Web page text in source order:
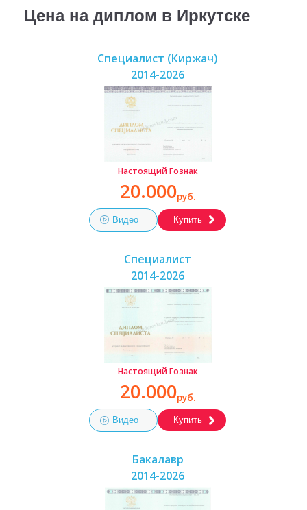
Цена на диплом в Иркутске
Специалист (Киржач)
2014-2026
Настоящий Гознак
20.000руб.
Видео Купить
Специалист
2014-2026
Настоящий Гознак
20.000руб.
Видео Купить
Бакалавр
2014-2026